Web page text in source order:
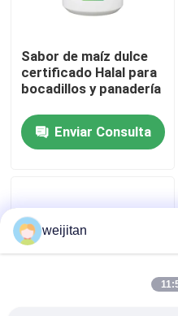
Viaje de la fábrica
Éntrenos en contacto
Pida una cita
Sabor sabroso
Sabor de maíz dulce
certificado Halal para
bocadillos y panadería
Enviar Consulta
weijitan